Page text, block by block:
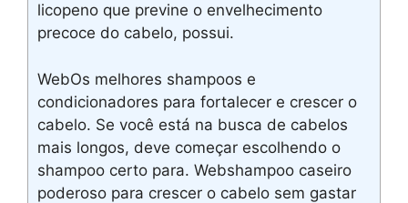
licopeno que previne o envelhecimento
precoce do cabelo, possui.
WebOs melhores shampoos e
condicionadores para fortalecer e crescer o
cabelo. Se você está na busca de cabelos
mais longos, deve começar escolhendo o
shampoo certo para. Webshampoo caseiro
poderoso para crescer o cabelo sem gastar